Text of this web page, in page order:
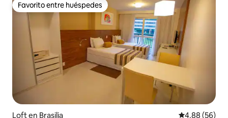
Favorito entre huéspedes
Favorito entre huéspedes
Loft en Brasilia Calificación
4.88 (56)